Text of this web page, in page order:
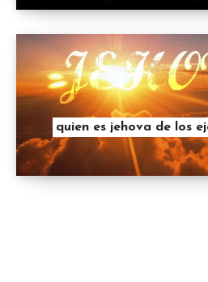
quien es jehova de los